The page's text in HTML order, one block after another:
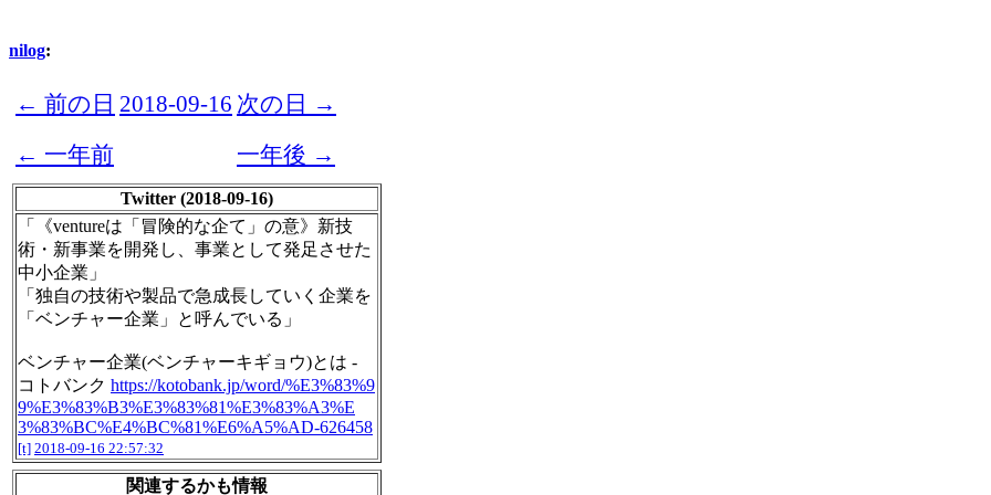
nilog:
← 前の日 2018-09-16 次の日 →
← 一年前
一年後 →
Twitter (2018-09-16)
「《ventureは「冒険的な企て」の意》新技
術・新事業を開発し、事業として発足させた
中小企業」
「独自の技術や製品で急成長していく企業を
「ベンチャー企業」と呼んでいる」
ベンチャー企業(ベンチャーキギョウ)とは -
コトバンク https://kotobank.jp/word/%E3%83%9
9%E3%83%B3%E3%83%81%E3%83%A3%E
3%83%BC%E4%BC%81%E6%A5%AD-626458
[t] 2018-09-16 22:57:32
関連するかも情報